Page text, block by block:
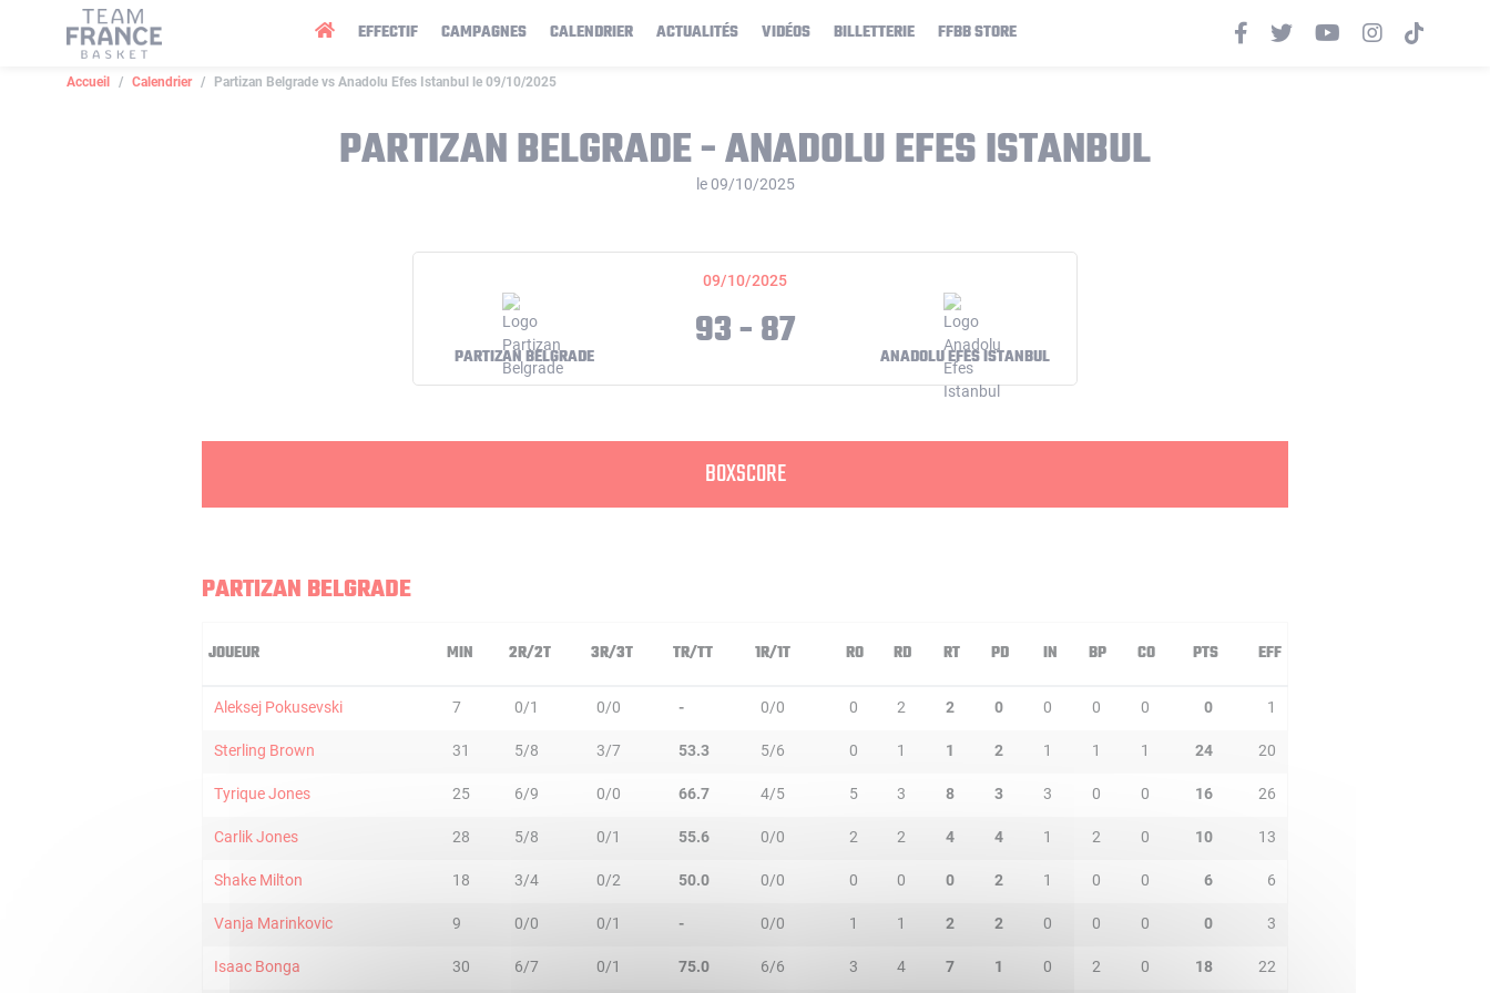
EFFECTIF CAMPAGNES CALENDRIER ACTUALITÉS VIDÉOS BILLETTERIE FFBB STORE
Accueil Calendrier Partizan Belgrade vs Anadolu Efes Istanbul le 09/10/2025
PARTIZAN BELGRADE - ANADOLU EFES ISTANBUL
le 09/10/2025
09/10/2025
PARTIZAN BELGRADE 93 - 87 ANADOLU EFES ISTANBUL
BOXSCORE
PARTIZAN BELGRADE
JOUEUR MIN 2R/2T 3R/3T TR/TT 1R/1T RO RD RT PD IN BP CO PTS EFF
Aleksej Pokusevski 7 0/1 0/0 - 0/0 0 2 2 0 0 0 0 0 1
Sterling Brown 31 5/8 3/7 53.3 5/6 0 1 1 2 1 1 1 24 20
Tyrique Jones 25 6/9 0/0 66.7 4/5 5 3 8 3 3 0 0 16 26
Carlik Jones 28 5/8 0/1 55.6 0/0 2 2 4 4 1 2 0 10 13
Shake Milton 18 3/4 0/2 50.0 0/0 0 0 0 2 1 0 0 6 6
Vanja Marinkovic 9 0/0 0/1 - 0/0 1 1 2 2 0 0 0 0 3
Isaac Bonga 30 6/7 0/1 75.0 6/6 3 4 7 1 0 2 0 18 22
Panneau de gestion des cookies